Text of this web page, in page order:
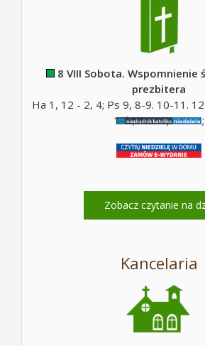
8 VIII Sobota. Wspomnienie
prezbitera
Ha 1, 12 - 2, 4; Ps 9, 8-9. 10-11.
10b; Mt 17, 14-20;
Zobacz czytanie na
Kancelaria